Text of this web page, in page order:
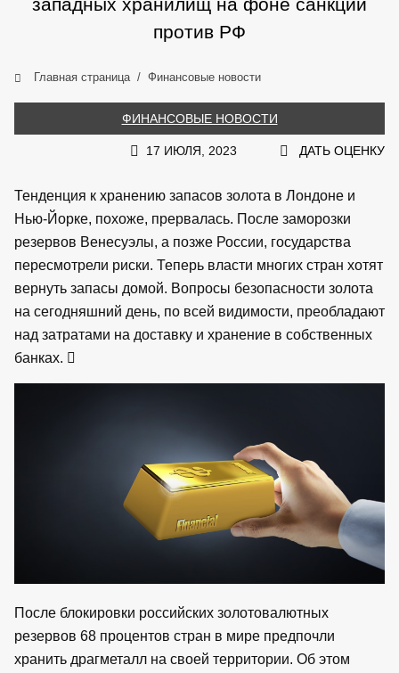
против РФ
Главная страница Финансовые новости
ФИНАНСОВЫЕ НОВОСТИ
17 ИЮЛЯ, 2023 ДАТЬ ОЦЕНКУ
Тенденция к хранению запасов золота в Лондоне и
Нью-Йорке, похоже, прервалась. После заморозки
резервов Венесуэлы, а позже России, государства
пересмотрели риски. Теперь власти многих стран хотят
вернуть запасы домой. Вопросы безопасности золота
на сегодняшний день, по всей видимости, преобладают
над затратами на доставку и хранение в собственных
банках.
После блокировки российских золотовалютных
резервов 68 процентов стран в мире предпочли
хранить драгметалл на своей территории. Об этом